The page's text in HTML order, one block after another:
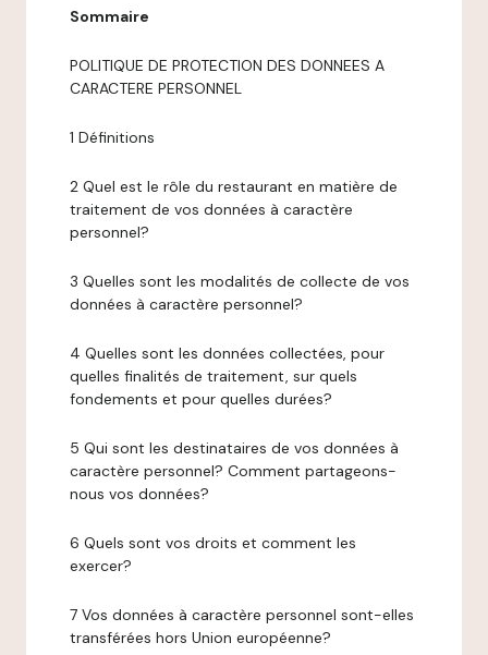
Sommaire
POLITIQUE DE PROTECTION DES DONNEES A
CARACTERE PERSONNEL
1 Définitions
2 Quel est le rôle du restaurant en matière de
traitement de vos données à caractère
personnel?
3 Quelles sont les modalités de collecte de vos
données à caractère personnel?
4 Quelles sont les données collectées, pour
quelles finalités de traitement, sur quels
fondements et pour quelles durées?
5 Qui sont les destinataires de vos données à
caractère personnel? Comment partageons-
nous vos données?
6 Quels sont vos droits et comment les
exercer?
7 Vos données à caractère personnel sont-elles
transférées hors Union européenne?